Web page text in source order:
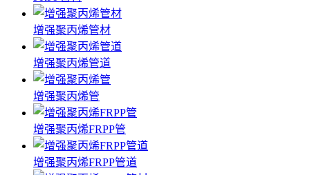
增强聚丙烯管材
增强聚丙烯管道
增强聚丙烯管
增强聚丙烯FRPP管
增强聚丙烯FRPP管道